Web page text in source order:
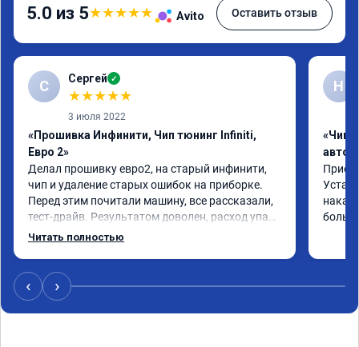
5.0 из 5★★★★★ Avito Оставить отзыв
С Сергей ✓
★★★★★
3 июля 2022
«Прошивка Инфинити, Чип тюнинг Infiniti,
Евро 2»
Делал прошивку евро2, на старый инфинити,
чип и удаление старых ошибок на приборке.
Перед этим почитали машину, все рассказали,
тест-драйв. Результатом доволен, расход упал,
машина стала еще чуть бодрее)
Читать полностью
Н
«Чип
накат
‹ ›